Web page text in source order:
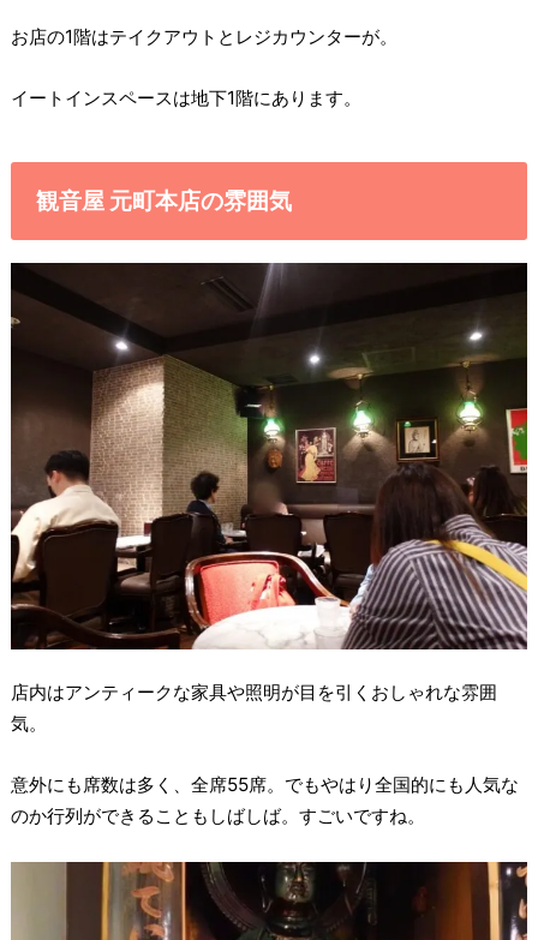
お店の1階はテイクアウトとレジカウンターが。
イートインスペースは地下1階にあります。
観音屋 元町本店の雰囲気
店内はアンティークな家具や照明が目を引くおしゃれな雰囲
気。
意外にも席数は多く、全席55席。でもやはり全国的にも人気な
のか行列ができることもしばしば。すごいですね。